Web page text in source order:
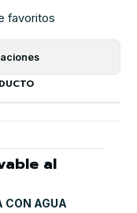
favoritos
al
AGUA 